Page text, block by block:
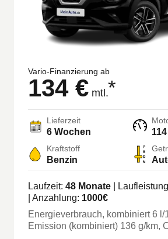
Vario-Finanzierung ab
134 € mtl.*
Lieferzeit
6 Wochen
Kraftstoff
Benzin
Laufzeit: 48 Monate |
| Anzahlung: 1000€
Energieverbrauch, kombiniert6 l/
Emission (kombiniert) 136 g/km,